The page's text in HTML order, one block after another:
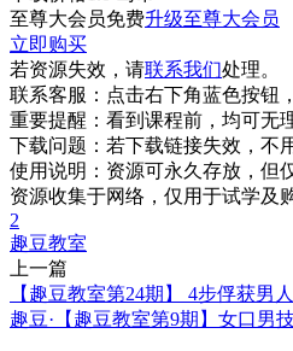
至尊大会员免费升级至尊大会员
立即购买
若资源失效，请联系我们处理。
联系客服： 点击右下角蓝色按钮
重要提醒： 看到课程前，均可无
下载问题： 若下载链接失效，不
使用说明： 资源可永久存放，但
资源收集于网络，仅用于试学及
2
趣豆教室
上一篇
【趣豆教室第24期】 4步俘获男
趣豆·【趣豆教室第9期】女口男